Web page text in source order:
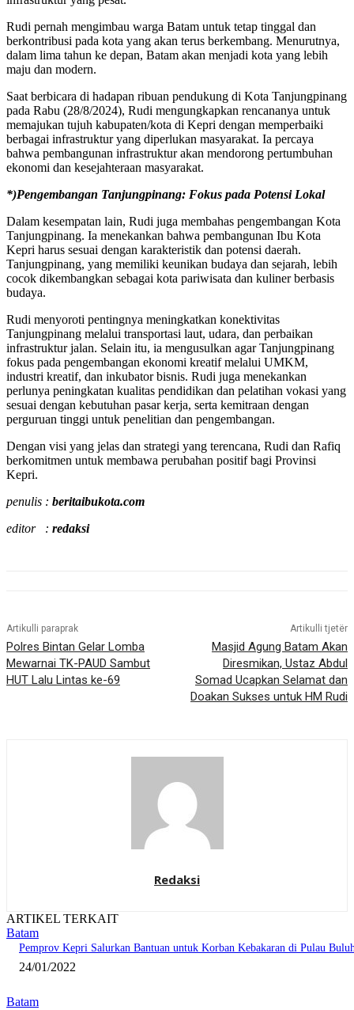
Rudi pernah mengimbau warga Batam untuk tetap tinggal dan
berkontribusi pada kota yang akan terus berkembang. Menurutnya,
dalam lima tahun ke depan, Batam akan menjadi kota yang lebih
maju dan modern.
Saat berbicara di hadapan ribuan pendukung di Kota Tanjungpinang
pada Rabu (28/8/2024), Rudi mengungkapkan rencananya untuk
memajukan tujuh kabupaten/kota di Kepri dengan memperbaiki
berbagai infrastruktur yang diperlukan masyarakat. Ia percaya
bahwa pembangunan infrastruktur akan mendorong pertumbuhan
ekonomi dan kesejahteraan masyarakat.
*)Pengembangan Tanjungpinang: Fokus pada Potensi Lokal
Dalam kesempatan lain, Rudi juga membahas pengembangan Kota
Tanjungpinang. Ia menekankan bahwa pembangunan Ibu Kota
Kepri harus sesuai dengan karakteristik dan potensi daerah.
Tanjungpinang, yang memiliki keunikan budaya dan sejarah, lebih
cocok dikembangkan sebagai kota pariwisata dan kuliner berbasis
budaya.
Rudi menyoroti pentingnya meningkatkan konektivitas
Tanjungpinang melalui transportasi laut, udara, dan perbaikan
infrastruktur jalan. Selain itu, ia mengusulkan agar Tanjungpinang
fokus pada pengembangan ekonomi kreatif melalui UMKM,
industri kreatif, dan inkubator bisnis. Rudi juga menekankan
perlunya peningkatan kualitas pendidikan dan pelatihan vokasi yang
sesuai dengan kebutuhan pasar kerja, serta kemitraan dengan
perguruan tinggi untuk penelitian dan pengembangan.
Dengan visi yang jelas dan strategi yang terencana, Rudi dan Rafiq
berkomitmen untuk membawa perubahan positif bagi Provinsi
Kepri.
penulis : beritaibukota.com
editor : redaksi
Artikulli paraprak
Polres Bintan Gelar Lomba
Mewarnai TK-PAUD Sambut
HUT Lalu Lintas ke-69
Artikulli tjetër
Masjid Agung Batam Akan
Diresmikan, Ustaz Abdul
Somad Ucapkan Selamat dan
Doakan Sukses untuk HM Rudi
Redaksi
ARTIKEL TERKAIT
Batam
Pemprov Kepri Salurkan Bantuan untuk Korban Kebakaran di Pulau
24/01/2022
Batam